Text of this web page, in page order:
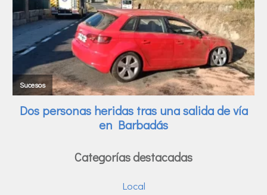
Categorías destacadas
Local